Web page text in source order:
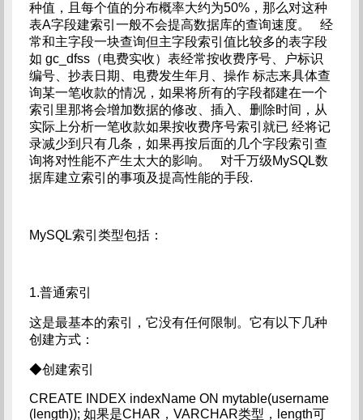
种值，且每个值的分布概率大约为50%，那么对这种
表A字段建索引一般不会提高数据库的查询速度。 经
常和主字段一块查询但主字段索引值比较多的表字段
如 gc_dfss（电费实收）表经常按收费序号、户标识
编号、抄表日期、电费发生年月、操作 标志来具体查
询某一笔收款的情况，如果将所有的字段都建在一个
索引里那将会增加数据的修改、插入、删除时间，从
实际上分析一笔收款如果按收费序号索引就已 经将记
录减少到只有几条，如果再按后面的几个字段索引查
询将对性能不产生太大的影响。 对千万级MySQL数
据库建立索引的事项及提高性能的手段.
MySQL索引类型包括：
1.普通索引
这是最基本的索引，它没有任何限制。它有以下几种
创建方式：
◆创建索引
CREATE INDEX indexName ON mytable(username
(length)); 如果是CHAR，VARCHAR类型，length可